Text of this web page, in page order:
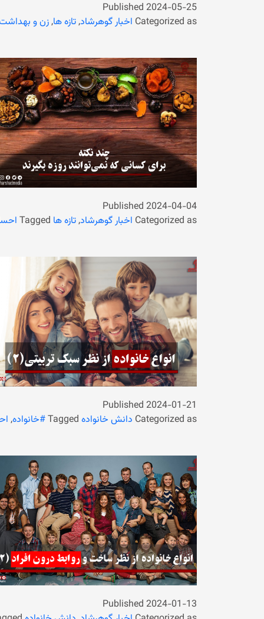
Published 2024-05-25
Categorized as اخبار گوهرشاد,تازه ها,زن و
Published 2024-04-04
Categorized as اخبار گوهرشاد,تازه ها Tagged
Published 2024-01-21
Categorized as دانش خانواده Tagged#خانواده,
Published 2024-01-13